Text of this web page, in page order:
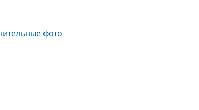
фото